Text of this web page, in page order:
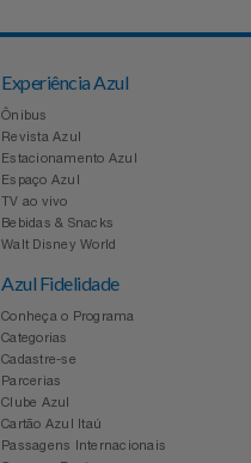
Experiência Azul
Ônibus
Revista Azul
Estacionamento Azul
Espaço Azul
TV ao vivo
Bebidas & Snacks
Walt Disney World
Azul Fidelidade
Conheça o Programa
Categorias
Cadastre-se
Parcerias
Clube Azul
Cartão Azul Itaú
Passagens Internacionais